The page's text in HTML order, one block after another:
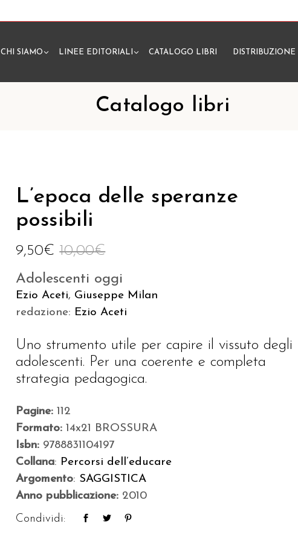
CHI SIAMO LINEE EDITORIALI CATALOGO LIBRI DISTRIBUZIONE
Catalogo libri
L’epoca delle speranze
possibili
10,00€
9,50€
Adolescenti oggi
Ezio Aceti, Giuseppe Milan
redazione: Ezio Aceti
Uno strumento utile per capire il vissuto degli
adolescenti. Per una coerente e completa
strategia pedagogica.
Pagine:112
Formato:14x21 BROSSURA
Isbn: 9788831104197
Collana: Percorsi dell’educare
Argomento: SAGGISTICA
Anno pubblicazione: 2010
Condividi: